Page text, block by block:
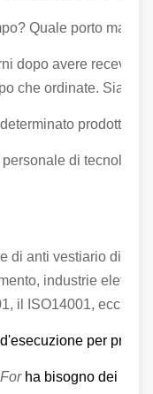
Quale porto
dopo avere
che ordinate.
prodotto,
di
di anti vestiario di
industrie
il ISO14001, ecc.
per
ha bisogno dei